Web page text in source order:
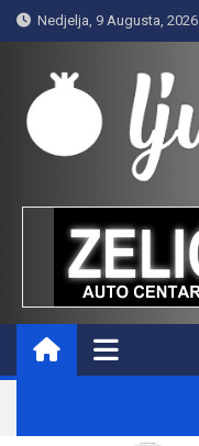
Skip
to
content
Nedjelja, 9 Augusta, 2026
Ljubušaci
Svom voljenom gradu